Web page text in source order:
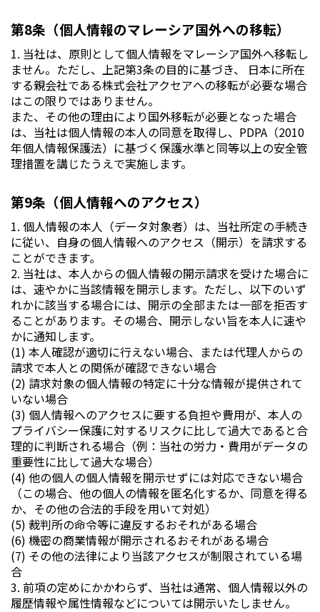
第8条（個人情報のマレーシア国外への移転）
1. 当社は、原則として個人情報をマレーシア国外へ移転し
ません。ただし、上記第3条の目的に基づき、 日本に所在
する親会社である株式会社アクセアへの移転が必要な場合
はこの限りではありません。
また、その他の理由により国外移転が必要となった場合
は、当社は個人情報の本人の同意を取得し、PDPA（2010
年個人情報保護法）に基づく保護水準と同等以上の安全管
理措置を講じたうえで実施します。
第9条（個人情報へのアクセス）
1. 個人情報の本人（データ対象者）は、当社所定の手続き
に従い、自身の個人情報へのアクセス（開示）を請求する
ことができます。
2. 当社は、本人からの個人情報の開示請求を受けた場合に
は、速やかに当該情報を開示します。ただし、以下のいず
れかに該当する場合には、開示の全部または一部を拒否す
ることがあります。その場合、開示しない旨を本人に速や
かに通知します。
(1) 本人確認が適切に行えない場合、または代理人からの
請求で本人との関係が確認できない場合
(2) 請求対象の個人情報の特定に十分な情報が提供されて
いない場合
(3) 個人情報へのアクセスに要する負担や費用が、本人の
プライバシー保護に対するリスクに比して過大であると合
理的に判断される場合（例：当社の労力・費用がデータの
重要性に比して過大な場合）
(4) 他の個人の個人情報を開示せずには対応できない場合
（この場合、他の個人の情報を匿名化するか、同意を得る
か、その他の合法的手段を用いて対処）
(5) 裁判所の命令等に違反するおそれがある場合
(6) 機密の商業情報が開示されるおそれがある場合
(7) その他の法律により当該アクセスが制限されている場
合
3. 前項の定めにかかわらず、当社は通常、個人情報以外の
履歴情報や属性情報などについては開示いたしません。